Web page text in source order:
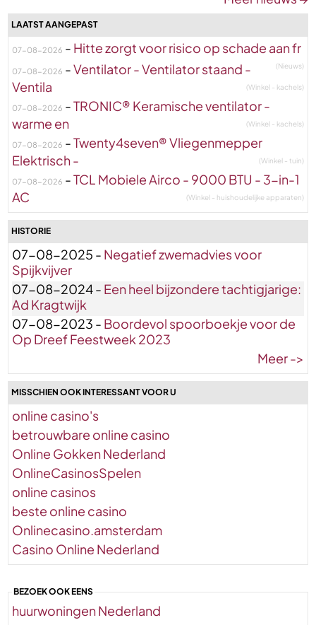
LAATST AANGEPAST
07-08-2026 - Hitte zorgt voor risico op schade aan fr
(Nieuws)
07-08-2026 -Ventilator - Ventilator staand -
Ventila
(Winkel - kachels)
07-08-2026 -TRONIC® Keramische ventilator -
warme en
(Winkel - kachels)
07-08-2026 -Twenty4seven® Vliegenmepper
Elektrisch -
(Winkel - tuin)
07-08-2026 -TCL Mobiele Airco - 9000 BTU - 3-in-1
AC
(Winkel - huishoudelijke apparaten)
HISTORIE
07-08-2025 - Negatief zwemadvies voor
Spijkvijver
07-08-2024 - Een heel bijzondere tachtigjarige:
Ad Kragtwijk
07-08-2023 - Boordevol spoorboekje voor de
Op Dreef Feestweek 2023
Meer ->
MISSCHIEN OOK INTERESSANT VOOR U
online casino's
betrouwbare online casino
Online Gokken Nederland
OnlineCasinosSpelen
online casinos
beste online casino
Onlinecasino.amsterdam
Casino Online Nederland
BEZOEK OOK EENS
huurwoningen Nederland